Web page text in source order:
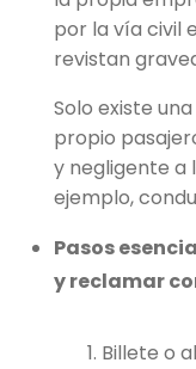
por la vía civil
revistan
Solo existe
propio
y negligente
ejemplo,
Pasos
y reclamar
Billete o